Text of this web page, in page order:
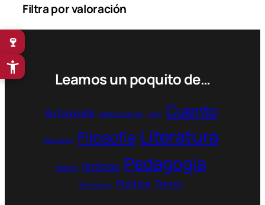
Filtra por valoración
Leamos un poquito de…
Autoayuda Bibliotecología Cine Cuento
Depresión Filosofía Literatura
Música Noticias Pedagogía
Personajes Política Terror
🍷